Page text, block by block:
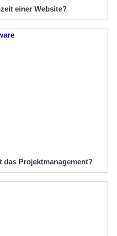
einer Website?
das Projektmanagement?